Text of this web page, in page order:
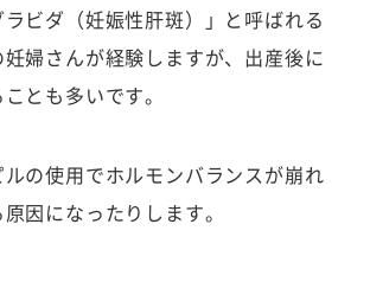
ラビダ（妊娠性肝斑）」と呼ばれる
婦さんが経験しますが、出産後に
とも多いです。
の使用でホルモンバランスが崩れ
因になったりします。